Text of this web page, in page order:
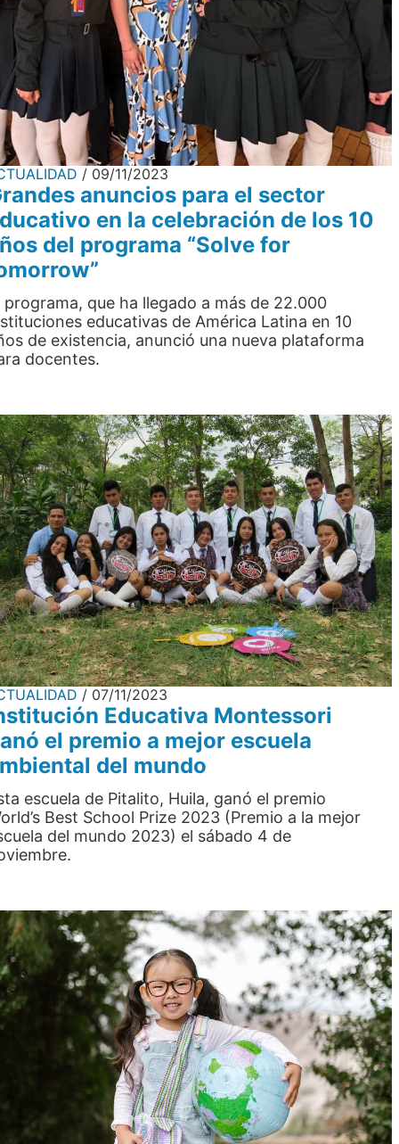
09/11/2023
anuncios para el sector
en la celebración de los 10
del programa “Solve for
programa, que ha llegado a más de 22.000
educativas de América Latina en 10
de existencia, anunció una nueva plataforma
docentes.
07/11/2023
Educativa Montessori
el premio a mejor escuela
del mundo
escuela de Pitalito, Huila, ganó el premio
Best School Prize 2023 (Premio a la mejor
del mundo 2023) el sábado 4 de